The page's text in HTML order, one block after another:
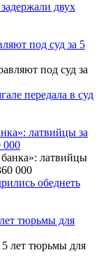
двух
под суд за 5
передала в суд
латвийцы за
000
обеднеть
тюрьмы для